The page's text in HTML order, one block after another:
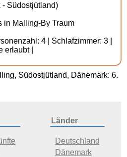
- Südostjütland)
in Malling-By Traum
4 | Schlafzimmer: 3 |
erlaubt |
Südostjütland, Dänemark: 6.
Länder
Deutschland
Dänemark